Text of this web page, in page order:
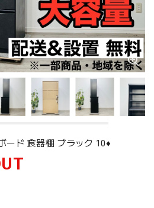
ード 食器棚 ブラック 10♦️